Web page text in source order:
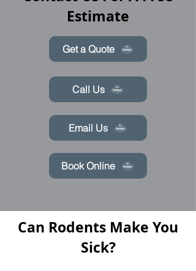
Get a Quote
Call Us
Email Us
Book Online
Estimate
Can Rodents Make You
Sick?